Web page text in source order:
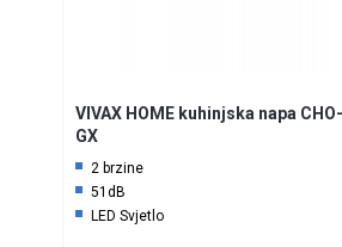
VIVAX HOME kuhinjska napa
GX
2 brzine
51dB
LED Svjetlo